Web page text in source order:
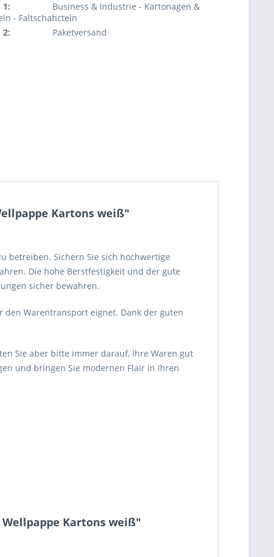
Business & Industrie - Kartonagen &
- Faltschahcteln
Paketversand
Kartons weiß"
betreiben. Sichern Sie sich hochwertige
Die hohe Berstfestigkeit und der gute
sicher bewahren.
Warentransport eignet. Dank der guten
Sie aber bitte immer darauf, Ihre Waren gut
und bringen Sie modernen Flair in Ihren
Kartons weiß"